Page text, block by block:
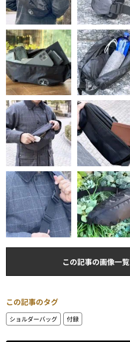
この記事の画像一
この記事のタグ
ショルダーバッグ 付録